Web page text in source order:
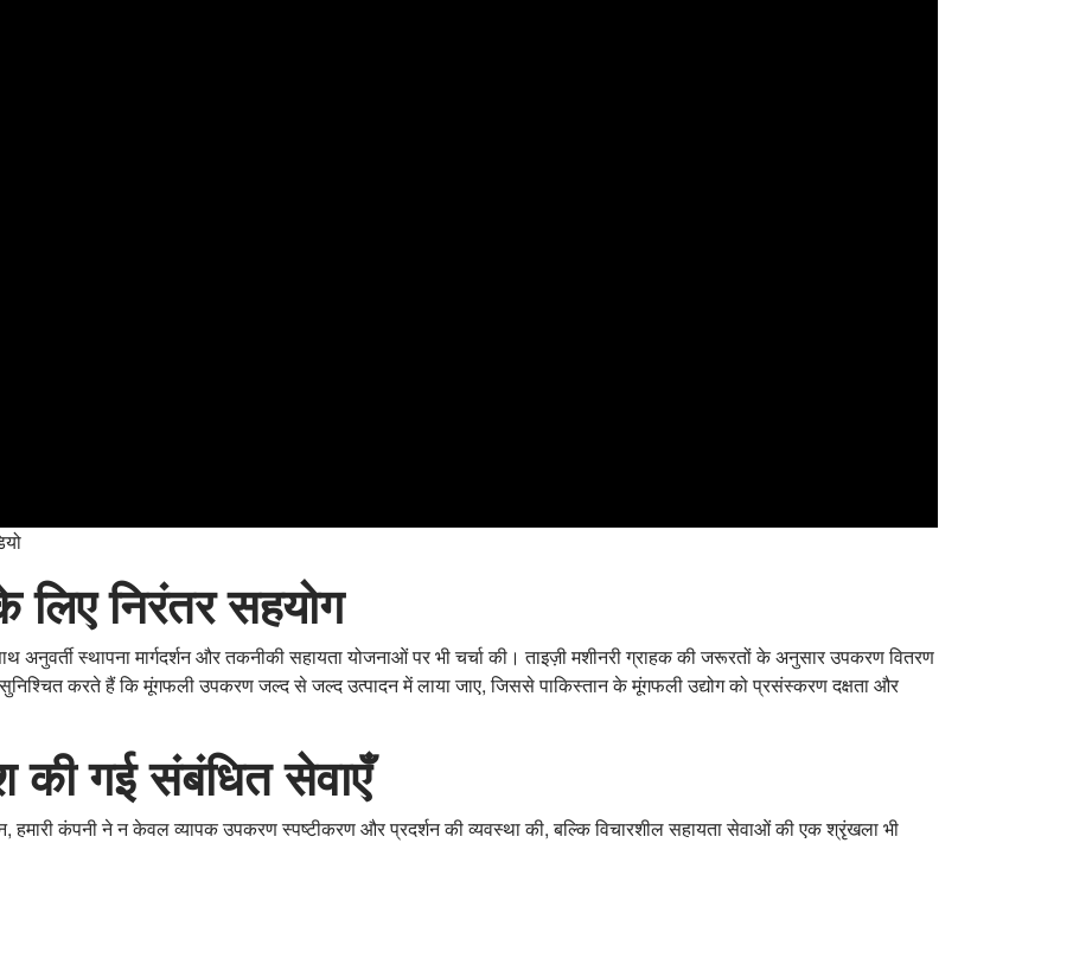
लिए निरंतर सहयोग
अनुवर्ती स्थापना मार्गदर्शन और तकनीकी सहायता योजनाओं पर भी चर्चा की। ताइज़ी मशीनरी ग्राहक की जरूरतों के अनुसार उपकरण वितरण
करते हैं कि मूंगफली उपकरण जल्द से जल्द उत्पादन में लाया जाए, जिससे पाकिस्तान के मूंगफली उद्योग को प्रसंस्करण दक्षता और
की गई संबंधित सेवाएँ
हमारी कंपनी ने न केवल व्यापक उपकरण स्पष्टीकरण और प्रदर्शन की व्यवस्था की, बल्कि विचारशील सहायता सेवाओं की एक श्रृंखला भी